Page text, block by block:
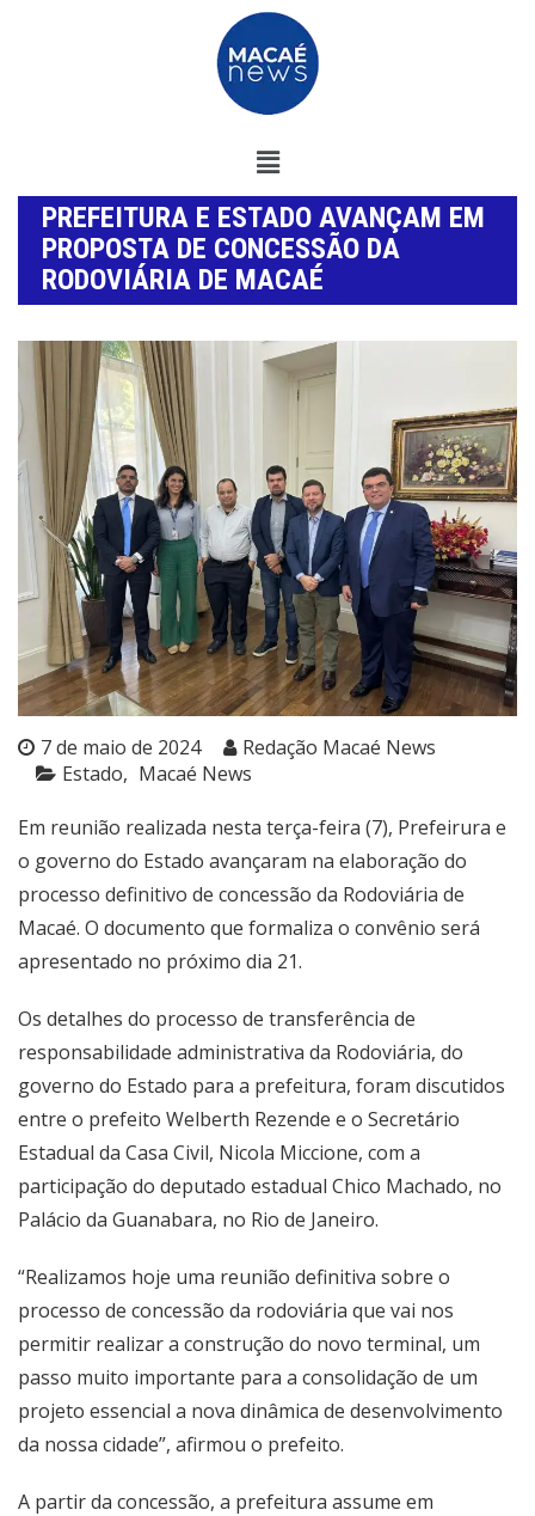
PREFEITURA E ESTADO AVANÇAM EM
PROPOSTA DE CONCESSÃO DA
RODOVIÁRIA DE MACAÉ
7 de maio de 2024
Redação Macaé News
Estado
Macaé News
Em reunião realizada nesta terça-feira (7), Prefeirura e
o governo do Estado avançaram na elaboração do
processo definitivo de concessão da Rodoviária de
Macaé. O documento que formaliza o convênio será
apresentado no próximo dia 21.
Os detalhes do processo de transferência de
responsabilidade administrativa da Rodoviária, do
governo do Estado para a prefeitura, foram discutidos
entre o prefeito Welberth Rezende e o Secretário
Estadual da Casa Civil, Nicola Miccione, com a
participação do deputado estadual Chico Machado, no
Palácio da Guanabara, no Rio de Janeiro.
“Realizamos hoje uma reunião definitiva sobre o
processo de concessão da rodoviária que vai nos
permitir realizar a construção do novo terminal, um
passo muito importante para a consolidação de um
projeto essencial a nova dinâmica de desenvolvimento
da nossa cidade”, afirmou o prefeito.
A partir da concessão, a prefeitura assume em